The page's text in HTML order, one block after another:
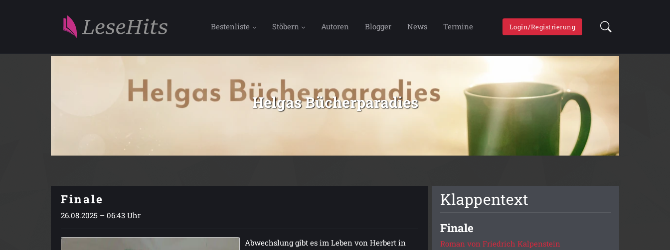
Bestenliste Stöbern Autoren Blogger News Termine Login/Registrierung
Helgas Bücherparadies
Finale
26.08.2025 – 06:43 Uhr
Abwechslung gibt es im Leben von Herbert in
Klappentext
Finale
Roman von Friedrich Kalpenstein